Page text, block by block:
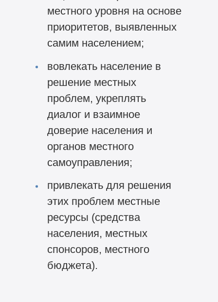
местного уровня на основе
приоритетов, выявленных
самим населением;
вовлекать население в
решение местных
проблем, укреплять
диалог и взаимное
доверие населения и
органов местного
самоуправления;
привлекать для решения
этих проблем местные
ресурсы (средства
населения, местных
спонсоров, местного
бюджета).